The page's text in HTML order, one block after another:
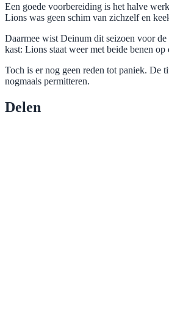
Een goede voorbereiding is het halve
Lions was geen schim van zichzelf en
Daarmee wist Deinum dit seizoen voor
kast: Lions staat weer met beide benen op
Toch is er nog geen reden tot paniek. De
nogmaals permitteren.
Delen